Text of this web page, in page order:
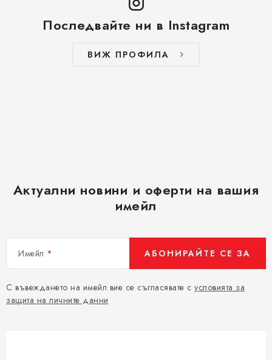
Последвайте ни в Instagram
ВИЖ ПРОФИЛА
Актуални новини и оферти на вашия
имейл
Имейл
С въвеждането на имейл вие се съгласявате с условията за
защита на личните данни
АБОНИРАЙТЕ СЕ ЗА